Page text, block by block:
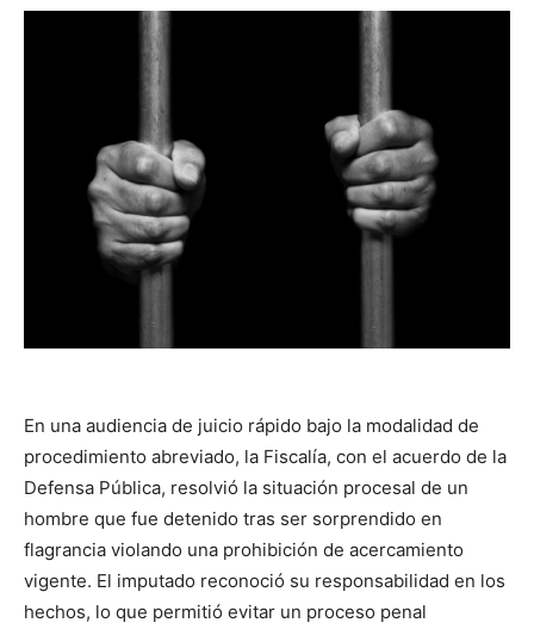
En una audiencia de juicio rápido bajo la modalidad de
procedimiento abreviado, la Fiscalía, con el acuerdo de la
Defensa Pública, resolvió la situación procesal de un
hombre que fue detenido tras ser sorprendido en
flagrancia violando una prohibición de acercamiento
vigente. El imputado reconoció su responsabilidad en los
hechos, lo que permitió evitar un proceso penal